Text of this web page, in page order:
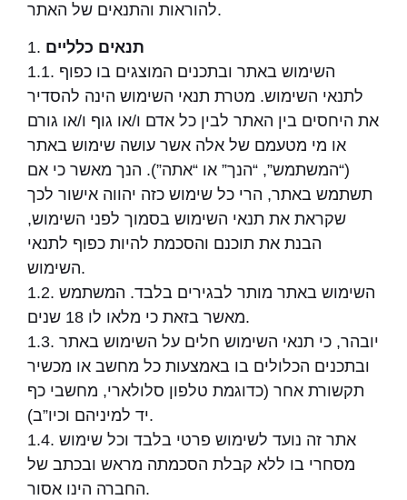
להוראות והתנאים של האתר.
1. תנאים כלליים
1.1. השימוש באתר ובתכנים המוצגים בו כפוף
לתנאי השימוש. מטרת תנאי השימוש הינה להסדיר
את היחסים בין האתר לבין כל אדם ו/או גוף ו/או גורם
או מי מטעמם של אלה אשר עושה שימוש באתר
(“המשתמש”, “הנך” או “אתה”). הנך מאשר כי אם
תשתמש באתר, הרי כל שימוש כזה יהווה אישור לכך
שקראת את תנאי השימוש בסמוך לפני השימוש,
הבנת את תוכנם והסכמת להיות כפוף לתנאי
השימוש.
1.2. השימוש באתר מותר לבגירים בלבד. המשתמש
מאשר בזאת כי מלאו לו 18 שנים.
1.3. יובהר, כי תנאי השימוש חלים על השימוש באתר
ובתכנים הכלולים בו באמצעות כל מחשב או מכשיר
תקשורת אחר (כדוגמת טלפון סלולארי, מחשבי כף
יד למיניהם וכיו”ב).
1.4. אתר זה נועד לשימוש פרטי בלבד וכל שימוש
מסחרי בו ללא קבלת הסכמתה מראש ובכתב של
החברה הינו אסור.